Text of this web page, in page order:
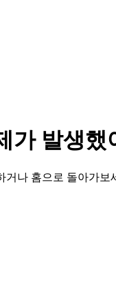
가 발생했
거나 홈으로 돌아가보